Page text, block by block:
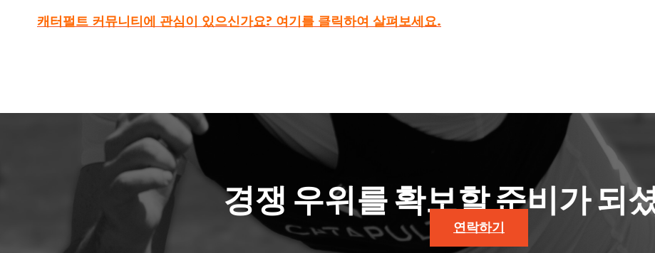
캐터펄트 커뮤니티에 관심이 있으신가요? 여기를 클릭하여 살펴보세요.
경쟁 우위를 확보할 준비가 되
연락하기